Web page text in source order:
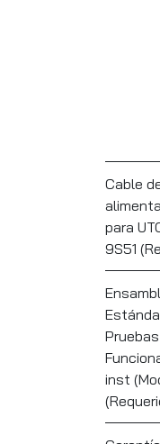
Cable
para
9S51
Pruebas
inst